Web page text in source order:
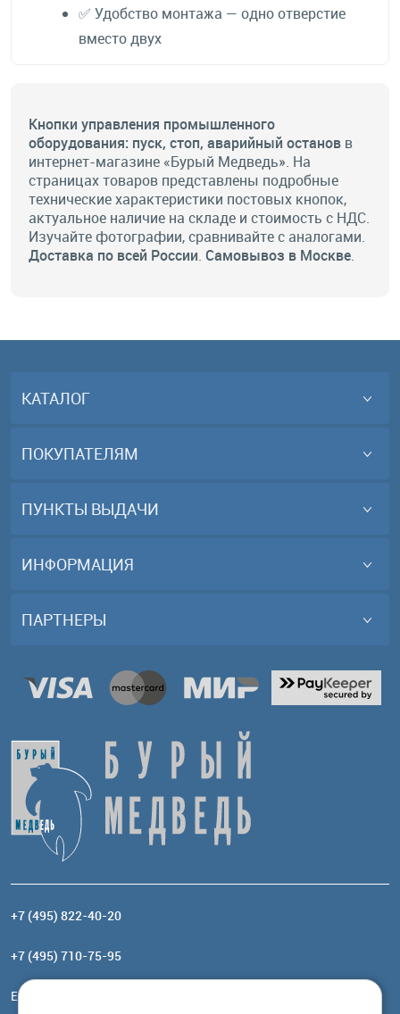
✅ Удобство монтажа — одно отверстие
вместо двух
Кнопки управления промышленного
оборудования: пуск, стоп, аварийный останов в
интернет-магазине «Бурый Медведь». На
страницах товаров представлены подробные
технические характеристики постовых кнопок,
актуальное наличие на складе и стоимость с НДС.
Изучайте фотографии, сравнивайте с аналогами.
Доставка по всей России. Самовывоз в Москве.
КАТАЛОГ
ПОКУПАТЕЛЯМ
ПУНКТЫ ВЫДАЧИ
ИНФОРМАЦИЯ
ПАРТНЕРЫ
+7 (495) 822-40-20
+7 (495) 710-75-95
Email: